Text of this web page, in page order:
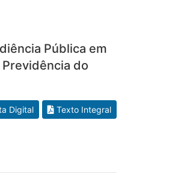
Pública em
do
Digital Texto Integral